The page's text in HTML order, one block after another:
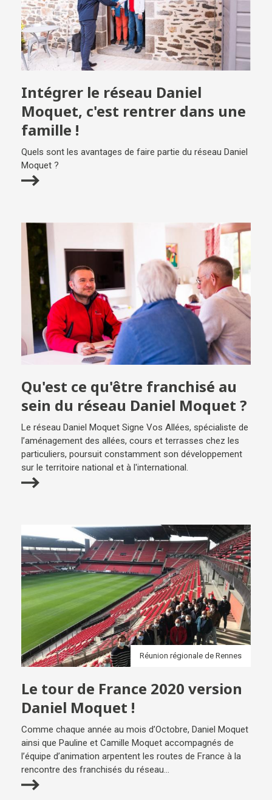
Intégrer le réseau Daniel
Moquet, c'est rentrer dans une
famille !
Quels sont les avantages de faire partie du réseau Daniel
Moquet ?
Qu'est ce qu'être franchisé au
sein du réseau Daniel Moquet ?
Le réseau Daniel Moquet Signe Vos Allées, spécialiste de
l’aménagement des allées, cours et terrasses chez les
particuliers, poursuit constamment son développement
sur le territoire national et à l'international.
Réunion régionale de Rennes
Le tour de France 2020 version
Daniel Moquet !
Comme chaque année au mois d’Octobre, Daniel Moquet
ainsi que Pauline et Camille Moquet accompagnés de
l’équipe d’animation arpentent les routes de France à la
rencontre des franchisés du réseau...